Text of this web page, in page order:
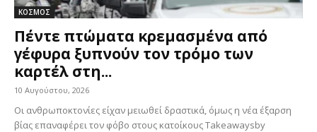
ΚΟΣΜΟΣ
Πέντε πτώματα κρεμασμένα από
γέφυρα ξυπνούν τον τρόμο των
καρτέλ στη...
10 Αυγούστου, 2026
Οι ανθρωποκτονίες είχαν μειωθεί δραστικά, όμως η νέα έξαρση
βίας επαναφέρει τον φόβο στους κατοίκους Takeawaysby